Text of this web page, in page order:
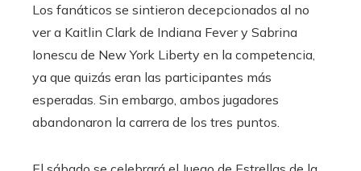
Los fanáticos se sintieron decepcionados al no
ver a Kaitlin Clark de Indiana Fever y Sabrina
Ionescu de New York Liberty en la competencia,
ya que quizás eran las participantes más
esperadas. Sin embargo, ambos jugadores
abandonaron la carrera de los tres puntos.